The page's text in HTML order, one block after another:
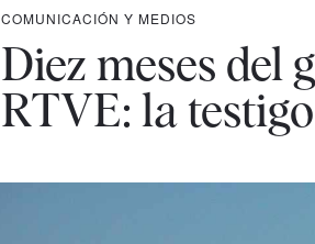
COMUNICACIÓN Y MEDIOS
Diez meses del
RTVE: la